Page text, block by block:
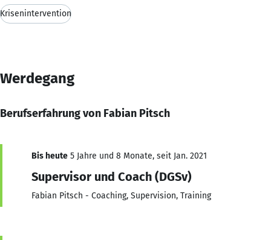
Krisenintervention
Werdegang
Berufserfahrung von Fabian Pitsch
Bis heute 5 Jahre und 8 Monate, seit Jan. 2021
Supervisor und Coach (DGSv)
Fabian Pitsch - Coaching, Supervision, Training